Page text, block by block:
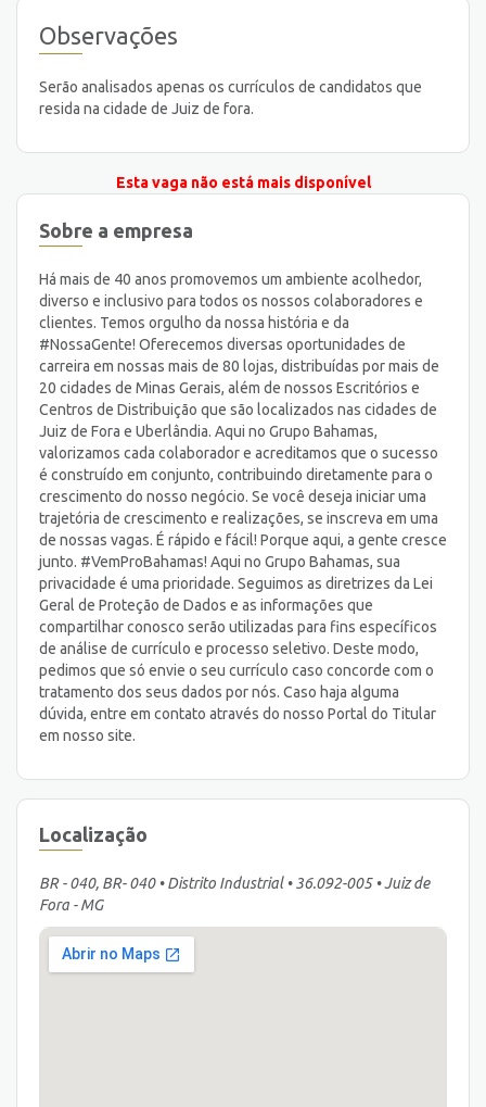
Observações
Serão analisados apenas os currículos de candidatos que
resida na cidade de Juiz de fora.
Esta vaga não está mais disponível
Sobre a empresa
Há mais de 40 anos promovemos um ambiente acolhedor,
diverso e inclusivo para todos os nossos colaboradores e
clientes. Temos orgulho da nossa história e da
#NossaGente! Oferecemos diversas oportunidades de
carreira em nossas mais de 80 lojas, distribuídas por mais de
20 cidades de Minas Gerais, além de nossos Escritórios e
Centros de Distribuição que são localizados nas cidades de
Juiz de Fora e Uberlândia. Aqui no Grupo Bahamas,
valorizamos cada colaborador e acreditamos que o sucesso
é construído em conjunto, contribuindo diretamente para o
crescimento do nosso negócio. Se você deseja iniciar uma
trajetória de crescimento e realizações, se inscreva em uma
de nossas vagas. É rápido e fácil! Porque aqui, a gente cresce
junto. #VemProBahamas! Aqui no Grupo Bahamas, sua
privacidade é uma prioridade. Seguimos as diretrizes da Lei
Geral de Proteção de Dados e as informações que
compartilhar conosco serão utilizadas para fins específicos
de análise de currículo e processo seletivo. Deste modo,
pedimos que só envie o seu currículo caso concorde com o
tratamento dos seus dados por nós. Caso haja alguma
dúvida, entre em contato através do nosso Portal do Titular
em nosso site.
Localização
BR - 040, BR- 040 • Distrito Industrial • 36.092-005 • Juiz de
Fora - MG